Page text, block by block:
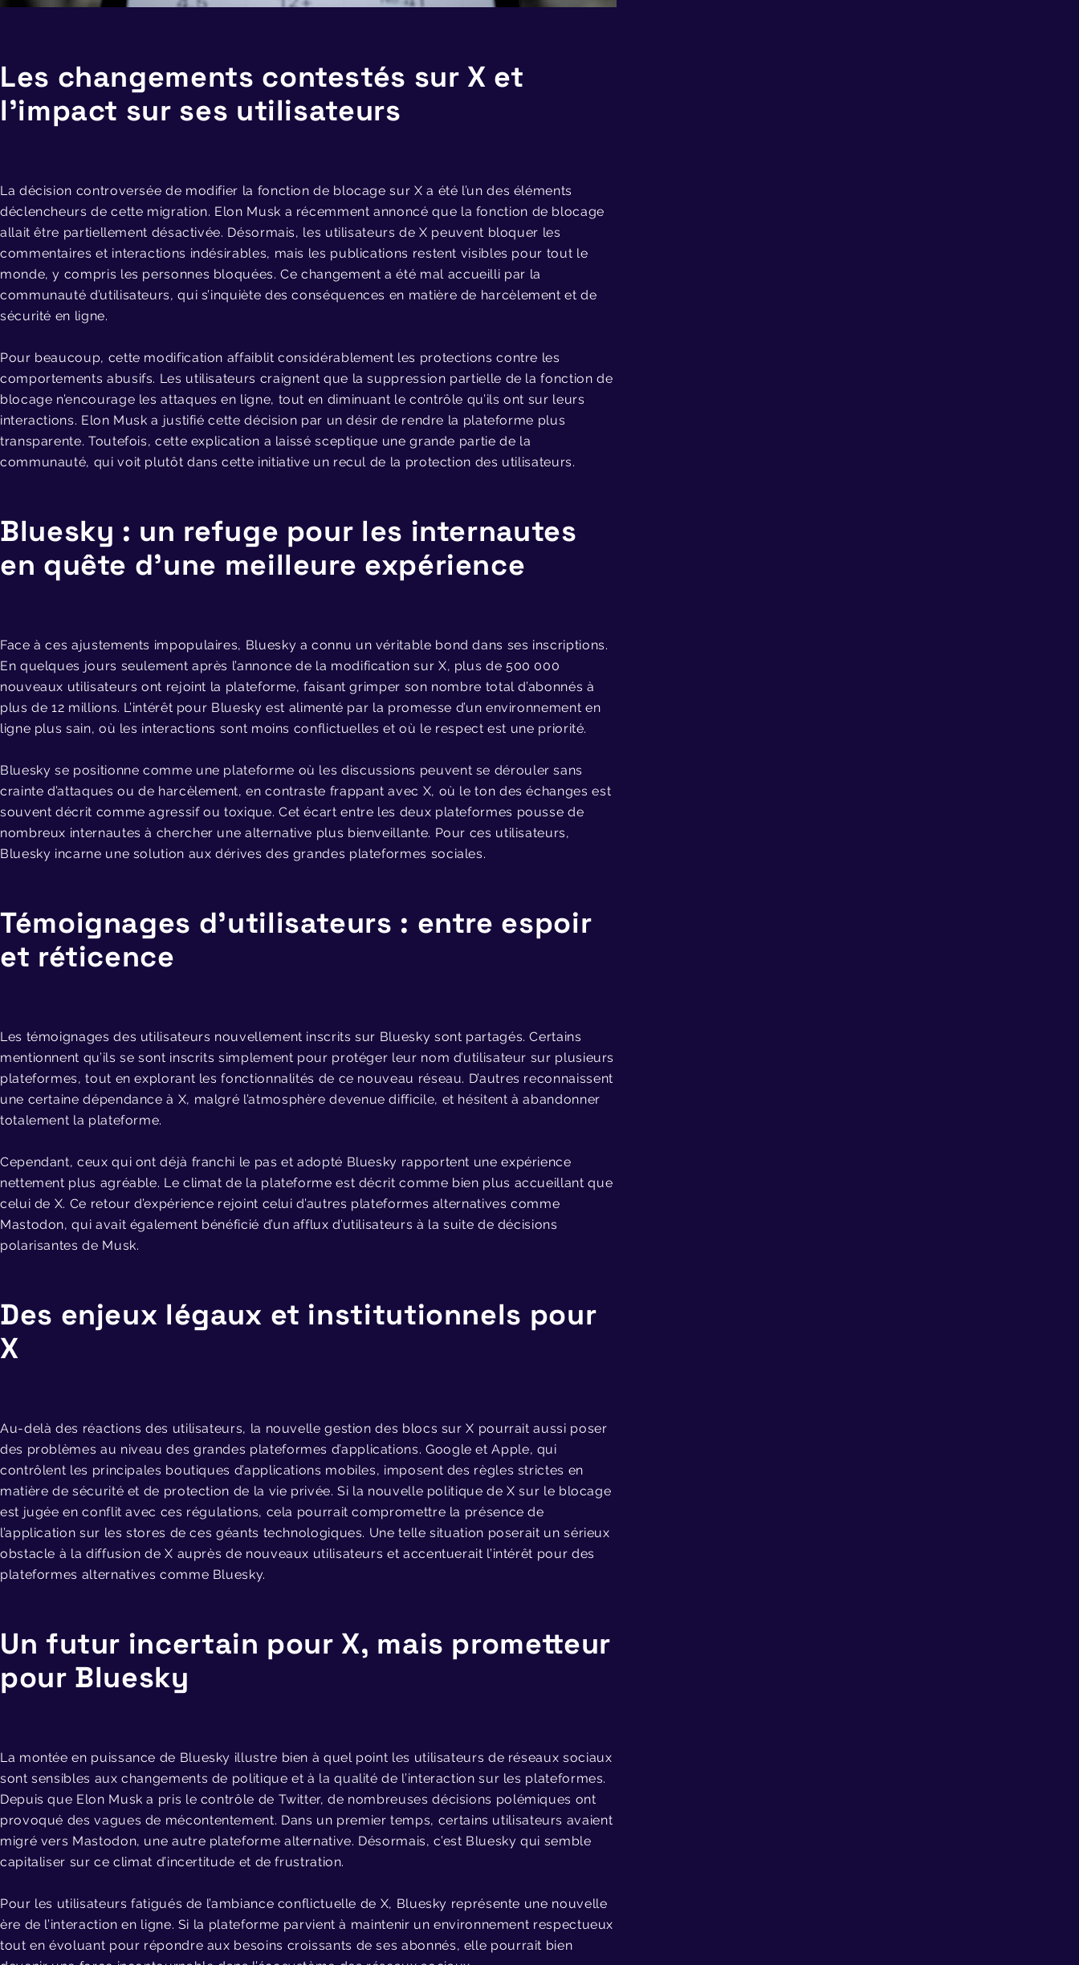
Les changements contestés sur X et
l’impact sur ses utilisateurs
La décision controversée de modifier la fonction de blocage sur X a été l’un des éléments
déclencheurs de cette migration. Elon Musk a récemment annoncé que la fonction de blocage
allait être partiellement désactivée. Désormais, les utilisateurs de X peuvent bloquer les
commentaires et interactions indésirables, mais les publications restent visibles pour tout le
monde, y compris les personnes bloquées. Ce changement a été mal accueilli par la
communauté d’utilisateurs, qui s’inquiète des conséquences en matière de harcèlement et de
sécurité en ligne.
Pour beaucoup, cette modification affaiblit considérablement les protections contre les
comportements abusifs. Les utilisateurs craignent que la suppression partielle de la fonction de
blocage n’encourage les attaques en ligne, tout en diminuant le contrôle qu’ils ont sur leurs
interactions. Elon Musk a justifié cette décision par un désir de rendre la plateforme plus
transparente. Toutefois, cette explication a laissé sceptique une grande partie de la
communauté, qui voit plutôt dans cette initiative un recul de la protection des utilisateurs.
Bluesky : un refuge pour les internautes
en quête d’une meilleure expérience
Face à ces ajustements impopulaires, Bluesky a connu un véritable bond dans ses inscriptions.
En quelques jours seulement après l’annonce de la modification sur X, plus de 500 000
nouveaux utilisateurs ont rejoint la plateforme, faisant grimper son nombre total d’abonnés à
plus de 12 millions. L’intérêt pour Bluesky est alimenté par la promesse d’un environnement en
ligne plus sain, où les interactions sont moins conflictuelles et où le respect est une priorité.
Bluesky se positionne comme une plateforme où les discussions peuvent se dérouler sans
crainte d’attaques ou de harcèlement, en contraste frappant avec X, où le ton des échanges est
souvent décrit comme agressif ou toxique. Cet écart entre les deux plateformes pousse de
nombreux internautes à chercher une alternative plus bienveillante. Pour ces utilisateurs,
Bluesky incarne une solution aux dérives des grandes plateformes sociales.
Témoignages d’utilisateurs : entre espoir
et réticence
Les témoignages des utilisateurs nouvellement inscrits sur Bluesky sont partagés. Certains
mentionnent qu’ils se sont inscrits simplement pour protéger leur nom d’utilisateur sur plusieurs
plateformes, tout en explorant les fonctionnalités de ce nouveau réseau. D’autres reconnaissent
une certaine dépendance à X, malgré l’atmosphère devenue difficile, et hésitent à abandonner
totalement la plateforme.
Cependant, ceux qui ont déjà franchi le pas et adopté Bluesky rapportent une expérience
nettement plus agréable. Le climat de la plateforme est décrit comme bien plus accueillant que
celui de X. Ce retour d’expérience rejoint celui d’autres plateformes alternatives comme
Mastodon, qui avait également bénéficié d’un afflux d’utilisateurs à la suite de décisions
polarisantes de Musk.
Des enjeux légaux et institutionnels pour
X
Au-delà des réactions des utilisateurs, la nouvelle gestion des blocs sur X pourrait aussi poser
des problèmes au niveau des grandes plateformes d’applications. Google et Apple, qui
contrôlent les principales boutiques d’applications mobiles, imposent des règles strictes en
matière de sécurité et de protection de la vie privée. Si la nouvelle politique de X sur le blocage
est jugée en conflit avec ces régulations, cela pourrait compromettre la présence de
l’application sur les stores de ces géants technologiques. Une telle situation poserait un sérieux
obstacle à la diffusion de X auprès de nouveaux utilisateurs et accentuerait l’intérêt pour des
plateformes alternatives comme Bluesky.
Un futur incertain pour X, mais prometteur
pour Bluesky
La montée en puissance de Bluesky illustre bien à quel point les utilisateurs de réseaux sociaux
sont sensibles aux changements de politique et à la qualité de l’interaction sur les plateformes.
Depuis que Elon Musk a pris le contrôle de Twitter, de nombreuses décisions polémiques ont
provoqué des vagues de mécontentement. Dans un premier temps, certains utilisateurs avaient
migré vers Mastodon, une autre plateforme alternative. Désormais, c’est Bluesky qui semble
capitaliser sur ce climat d’incertitude et de frustration.
Pour les utilisateurs fatigués de l’ambiance conflictuelle de X, Bluesky représente une nouvelle
ère de l’interaction en ligne. Si la plateforme parvient à maintenir un environnement respectueux
tout en évoluant pour répondre aux besoins croissants de ses abonnés, elle pourrait bien